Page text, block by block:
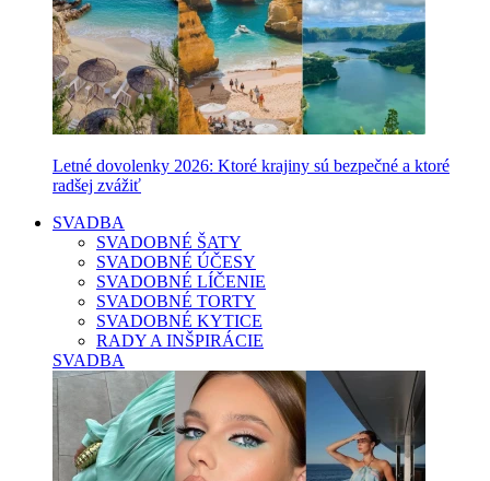
Letné dovolenky 2026: Ktoré krajiny sú bezpečné a ktoré
radšej zvážiť
SVADBA
SVADOBNÉ ŠATY
SVADOBNÉ ÚČESY
SVADOBNÉ LÍČENIE
SVADOBNÉ TORTY
SVADOBNÉ KYTICE
RADY A INŠPIRÁCIE
SVADBA